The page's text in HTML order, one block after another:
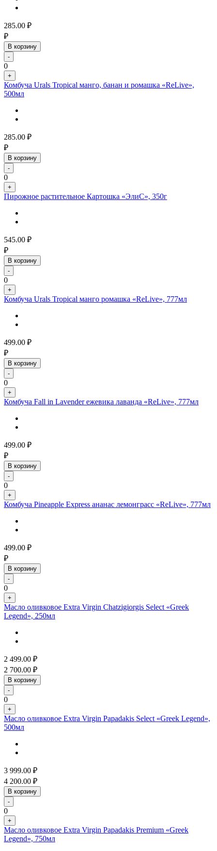
285.00 ₽
₽
В корзину
-
0
+
Комбуча Urals Tropical манго, банан и ромашка «ReLive»,
500мл
285.00 ₽
₽
В корзину
-
0
+
Пирожное растительное Картошка «ЭлиС», 350г
545.00 ₽
₽
В корзину
-
0
+
Комбуча Urals Tropical манго ромашка «ReLive», 777мл
499.00 ₽
₽
В корзину
-
0
+
Комбуча Fall in Lavender ежевика лаванда «ReLive», 777мл
499.00 ₽
₽
В корзину
-
0
+
Комбуча Pineapple Express ананас лемонграсс «ReLive», 777мл
499.00 ₽
₽
В корзину
-
0
+
Масло оливковое Extra Virgin Chatzigiorgis Select «Greek
Legend», 250мл
2 499.00 ₽
2 700.00 ₽
В корзину
-
0
+
Масло оливковое Extra Virgin Papadakis Select «Greek Legend»,
500мл
3 999.00 ₽
4 200.00 ₽
В корзину
-
0
+
Масло оливковое Extra Virgin Papadakis Premium «Greek
Legend», 750мл